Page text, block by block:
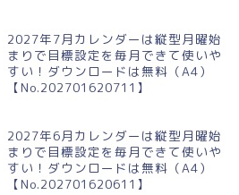
2027年7月カレンダーは縦型月曜始
まりで目標設定を毎月できて使いや
すい！ダウンロードは無料（A4）
【No.202701620711】
2027年6月カレンダーは縦型月曜始
まりで目標設定を毎月できて使いや
すい！ダウンロードは無料（A4）
【No.202701620611】